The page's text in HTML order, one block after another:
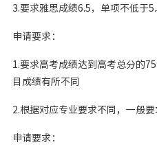
3.要求雅思成绩6.5，单项不低于
申请要求：
1.要求高考成绩达到高考总分的
目成绩有所不同
2.根据对应专业要求不同，一般
申请要求：